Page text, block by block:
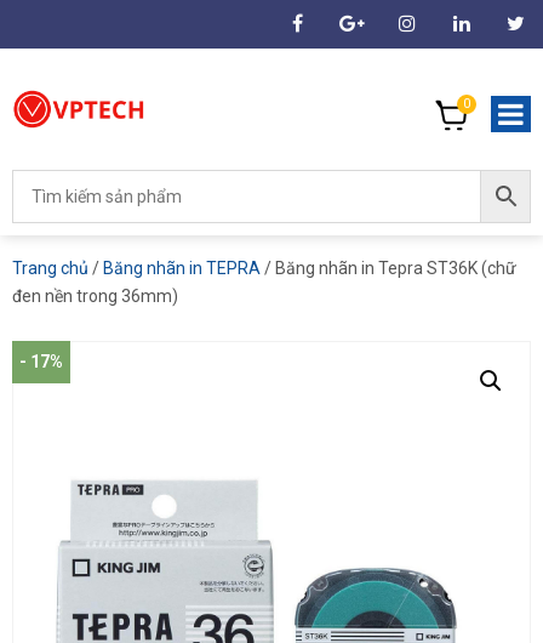
0
Trang chủ / Băng nhãn in TEPRA / Băng nhãn in Tepra ST36K (chữ
đen nền trong 36mm)
- 17%